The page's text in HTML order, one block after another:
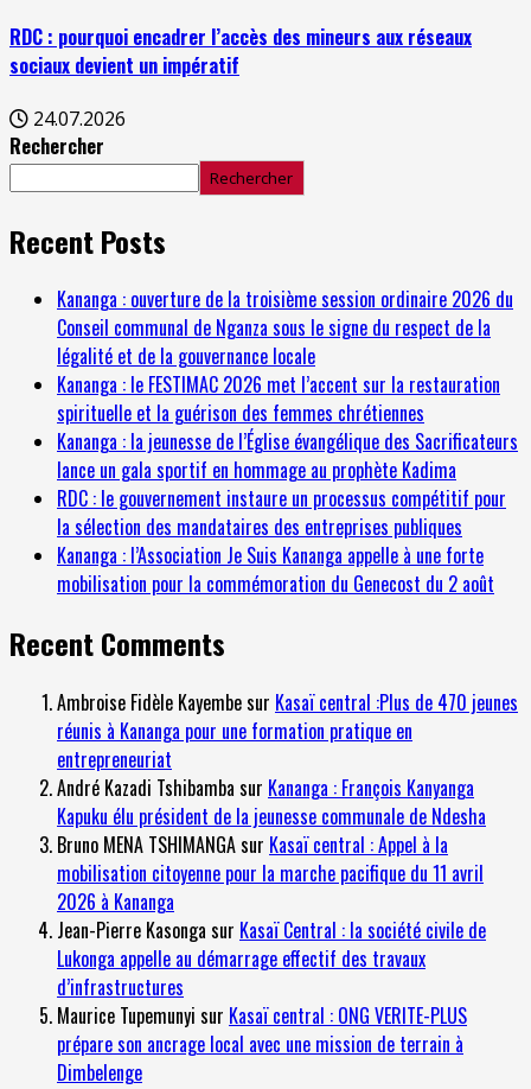
RDC : pourquoi encadrer l’accès des mineurs aux réseaux
sociaux devient un impératif
24.07.2026
Rechercher
Rechercher
Recent Posts
Kananga : ouverture de la troisième session ordinaire 2026 du
Conseil communal de Nganza sous le signe du respect de la
légalité et de la gouvernance locale
Kananga : le FESTIMAC 2026 met l’accent sur la restauration
spirituelle et la guérison des femmes chrétiennes
Kananga : la jeunesse de l’Église évangélique des Sacrificateurs
lance un gala sportif en hommage au prophète Kadima
RDC : le gouvernement instaure un processus compétitif pour
la sélection des mandataires des entreprises publiques
Kananga : l’Association Je Suis Kananga appelle à une forte
mobilisation pour la commémoration du Genecost du 2 août
Recent Comments
Ambroise Fidèle Kayembesur Kasaï central :Plus de 470 jeunes
réunis à Kananga pour une formation pratique en
entrepreneuriat
André Kazadi Tshibamba sur Kananga : François Kanyanga
Kapuku élu président de la jeunesse communale de Ndesha
Bruno MENA TSHIMANGAsur Kasaï central : Appel à la
mobilisation citoyenne pour la marche pacifique du 11 avril
2026 à Kananga
Jean-Pierre Kasonga sur Kasaï Central : la société civile de
Lukonga appelle au démarrage effectif des travaux
d’infrastructures
Maurice Tupemunyi sur Kasaï central : ONG VERITE-PLUS
prépare son ancrage local avec une mission de terrain à
Dimbelenge